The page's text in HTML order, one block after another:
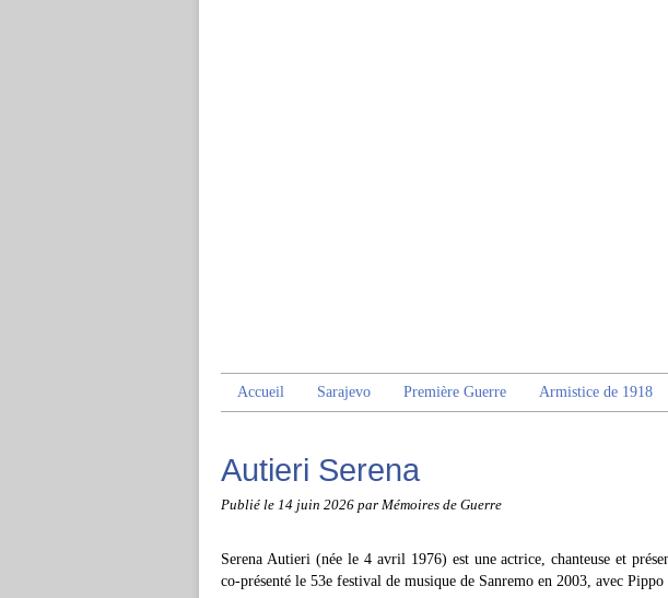
Accueil Sarajevo Première Guerre Armistice de 1918
Autieri Serena
Publié le 14 juin 2026 par Mémoires de Guerre
Serena Autieri (née le 4 avril 1976) est une actrice, chanteuse et
co-présenté le 53e festival de musique de Sanremo en 2003, avec